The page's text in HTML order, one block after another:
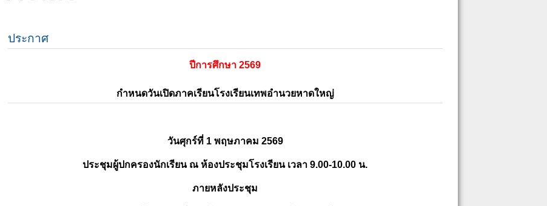
ประกาศ
ปีการศึกษา 2569
กำหนดวันเปิดภาคเรียนโรงเรียนเทพอำนวยหาดใหญ่
วันศุกร์ที่ 1 พฤษภาคม 2569
ประชุมผู้ปกครองนักเรียน ณ ห้องประชุมโรงเรียน เวลา 9.00-10.00 น.
ภายหลังประชุม